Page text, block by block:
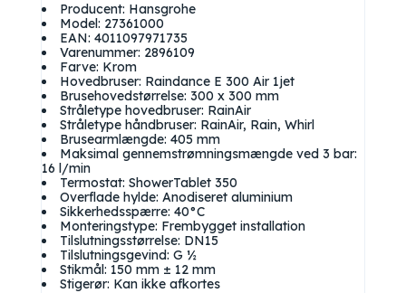
Producent: Hansgrohe
Model: 27361000
EAN: 4011097971735
Varenummer: 2896109
Farve: Krom
Hovedbruser: Raindance E 300 Air 1jet
Brusehovedstørrelse: 300 x 300 mm
Stråletype hovedbruser: RainAir
Stråletype håndbruser: RainAir, Rain, Whirl
Brusearmlængde: 405 mm
Maksimal gennemstrømningsmængde ved 3 bar:
16 l/min
Termostat: ShowerTablet 350
Overflade hylde: Anodiseret aluminium
Sikkerhedsspærre: 40°C
Monteringstype: Frembygget installation
Tilslutningsstørrelse: DN15
Tilslutningsgevind: G ½
Stikmål: 150 mm ± 12 mm
Stigerør: Kan ikke afkortes